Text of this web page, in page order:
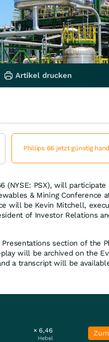
(NYSE: PSX), will
& Mining Conference
will be Kevin Mitchell,
of Investor Relations
section of the
will be archived on the
a transcript will be
× 6,46
Hebel
Artikel drucken
Phillips 66 jetzt günstig